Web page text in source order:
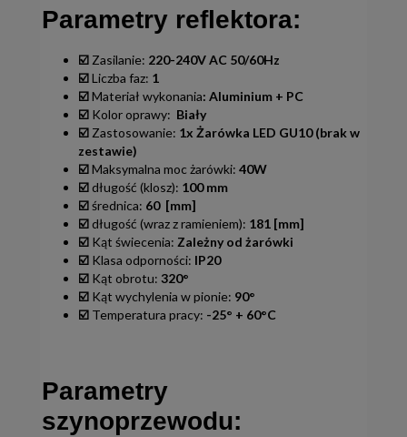
Parametry reflektora:
☑️ Zasilanie: 220-240V AC 50/60Hz
☑️Liczba faz: 1
☑️Materiał wykonania: Aluminium + PC
☑️ Kolor oprawy: Biały
☑️ Zastosowanie: 1x Żarówka LED GU10 (brak w
zestawie)
☑️Maksymalna moc żarówki: 40W
☑️długość (klosz): 100 mm
☑️średnica: 60 [mm]
☑️długość (wraz z ramieniem): 181 [mm]
☑️ Kąt świecenia: Zależny od żarówki
☑️ Klasa odporności: IP20
☑️ Kąt obrotu: 320°
☑️ Kąt wychylenia w pionie: 90°
☑️ Temperatura pracy: -25° + 60°C
Parametry
szynoprzewodu: